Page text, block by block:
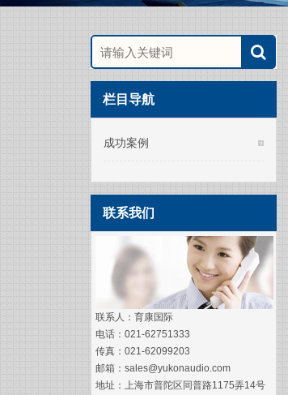
栏目导航
成功案例
联系我们
联系人：育康国际
电话：021-62751333
传真：021-62099203
邮箱：sales@yukonaudio.com
地址：上海市普陀区同普路1175弄14号